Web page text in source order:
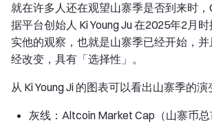
就在许多人还在观望山寨季是否到来时
据平台创始人 Ki Young Ju 在2025年2月
实他的观察，也就是山寨季已经开始，
经改变，具有「选择性」。
从 Ki Young Ji 的图表可以看出山寨季的演
灰线：Altcoin Market Cap（山寨币